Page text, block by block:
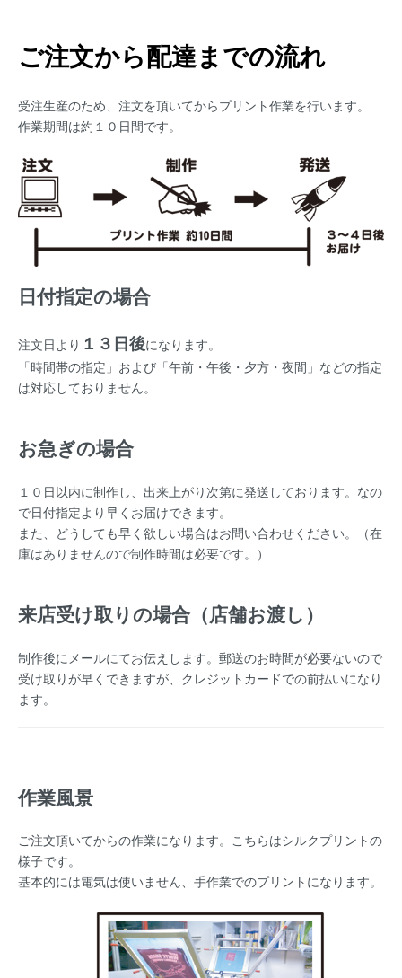
ご注文から配達までの流れ
受注生産のため、注文を頂いてからプリント作業を行います。
作業期間は約１０日間です。
日付指定の場合
注文日より １３日後になります。
「時間帯の指定」および「午前・午後・夕方・夜間」などの指定
は対応しておりません。
お急ぎの場合
１０日以内に制作し、出来上がり次第に発送しております。なの
で日付指定より早くお届けできます。
また、どうしても早く欲しい場合はお問い合わせください。（在
庫はありませんので制作時間は必要です。）
来店受け取りの場合（店舗お渡し）
制作後にメールにてお伝えします。郵送のお時間が必要ないので
受け取りが早くできますが、クレジットカードでの前払いになり
ます。
作業風景
ご注文頂いてからの作業になります。こちらはシルクプリントの
様子です。
基本的には電気は使いません、手作業でのプリントになります。